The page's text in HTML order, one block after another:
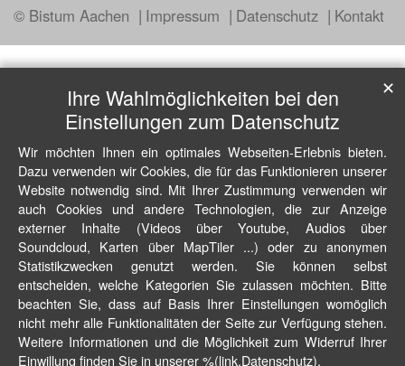
© Bistum Aachen Impressum Datenschutz Kontakt
Ihre Wahlmöglichkeiten bei den
Einstellungen zum Datenschutz
Wir möchten Ihnen ein optimales Webseiten-Erlebnis bieten.
Dazu verwenden wir Cookies, die für das Funktionieren unserer
Website notwendig sind. Mit Ihrer Zustimmung verwenden wir
auch Cookies und andere Technologien, die zur Anzeige
externer Inhalte (Videos über Youtube, Audios über
Soundcloud, Karten über MapTiler ...) oder zu anonymen
Statistikzwecken genutzt werden. Sie können selbst
entscheiden, welche Kategorien Sie zulassen möchten. Bitte
beachten Sie, dass auf Basis Ihrer Einstellungen womöglich
nicht mehr alle Funktionalitäten der Seite zur Verfügung stehen.
Weitere Informationen und die Möglichkeit zum Widerruf Ihrer
Einwillung finden Sie in unserer %(link.Datenschutz).
✕